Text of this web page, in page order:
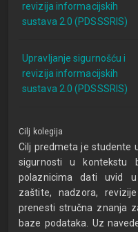
revizija informacijskih
sustava 2.0 (PDSSSRIS)
Upravljanje sigurnošću i
revizija informacijskih
sustava 2.0 (PDSSSRIS)
Cilj kolegija
Cilj predmeta je studente
sigurnosti u kontekstu
polaznicima dati uvid
zaštite, nadzora,
prenesti stručna znanja
baze podataka. Uz